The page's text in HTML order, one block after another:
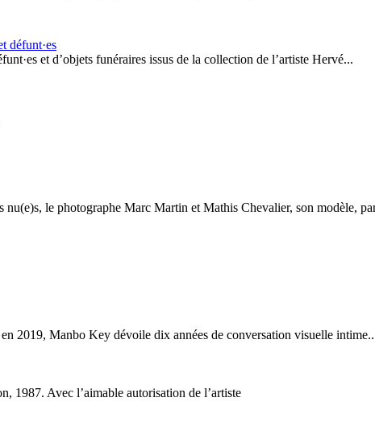
défunt·es
et d’objets funéraires issus de la collection de l’artiste Hervé...
nu(e)s, le photographe Marc Martin et Mathis Chevalier, son modèle,
2019, Manbo Key dévoile dix années de conversation visuelle
1987. Avec l’aimable autorisation de l’artiste